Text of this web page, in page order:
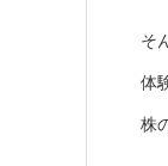
そ
体
株